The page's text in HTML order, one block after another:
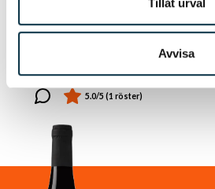
Tillåt urval
Avvisa
Caffe latte